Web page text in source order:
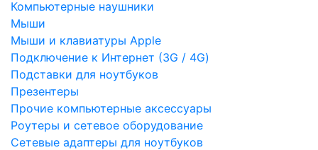
Компьютерные наушники
Мыши
Мыши и клавиатуры Apple
Подключение к Интернет (3G / 4G)
Подставки для ноутбуков
Презентеры
Прочие компьютерные аксессуары
Роутеры и сетевое оборудование
Сетевые адаптеры для ноутбуков